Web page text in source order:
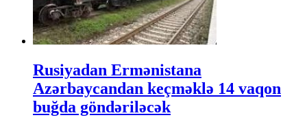
Rusiyadan Ermənistana
Azərbaycandan keçməklə 14 vaqon
buğda göndəriləcək